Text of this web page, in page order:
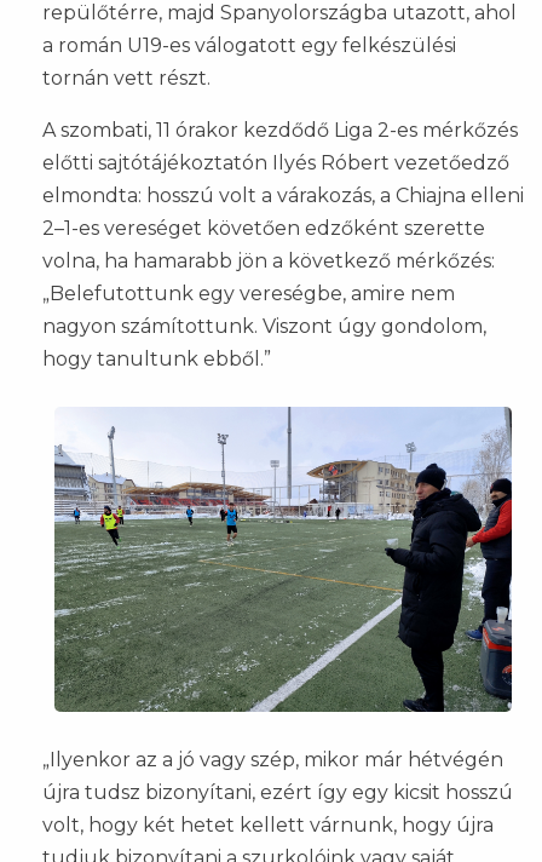
repülőtérre, majd Spanyolországba utazott, ahol
a román U19-es válogatott egy felkészülési
tornán vett részt.
A szombati, 11 órakor kezdődő Liga 2-es mérkőzés
előtti sajtótájékoztatón Ilyés Róbert vezetőedző
elmondta: hosszú volt a várakozás, a Chiajna elleni
2–1-es vereséget követően edzőként szerette
volna, ha hamarabb jön a következő mérkőzés:
„Belefutottunk egy vereségbe, amire nem
nagyon számítottunk. Viszont úgy gondolom,
hogy tanultunk ebből.”
„Ilyenkor az a jó vagy szép, mikor már hétvégén
újra tudsz bizonyítani, ezért így egy kicsit hosszú
volt, hogy két hetet kellett várnunk, hogy újra